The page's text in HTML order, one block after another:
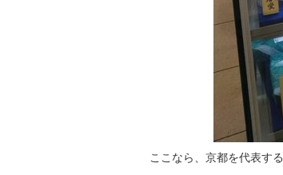
ここなら、京都を代表す